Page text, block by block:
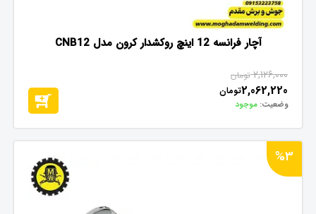
آچار فرانسه 12 اینچ روکشدار کرون مدل CNB12
2,126,000 تومان
2,062,220تومان
وضعیت: موجود
%3